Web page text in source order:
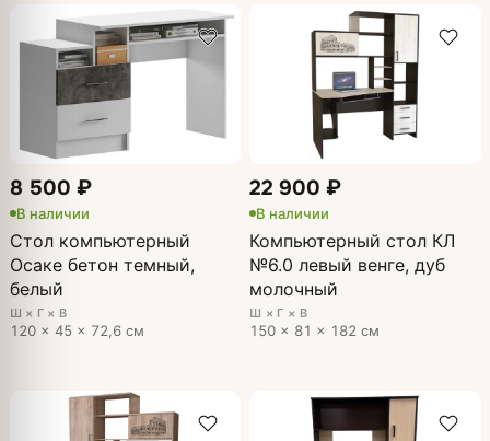
8 500 ₽
В наличии
Стол компьютерный
Осаке бетон темный,
белый
Ш × Г × В
120 × 45 × 72,6 см
22 900 ₽
В наличии
Компьютерный стол КЛ
№6.0 левый венге, дуб
молочный
Ш × Г × В
150 × 81 × 182 см